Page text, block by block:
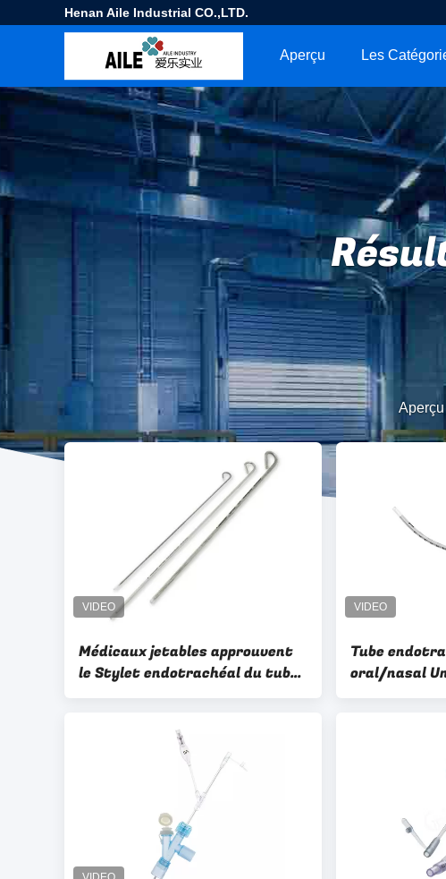
Henan Aile Industrial CO.,LTD.
Aperçu Les
Aperçu
Médicaux jetables approuvent
le Stylet endotrachéal du tube
6.0Fr avec la certification de la
Tube
oral/nasal
cathéter